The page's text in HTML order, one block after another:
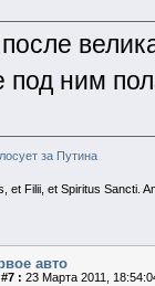
под ним
за Путина
et Filii, et Spiritus Sancti.
авто
: 23 Марта 2011,